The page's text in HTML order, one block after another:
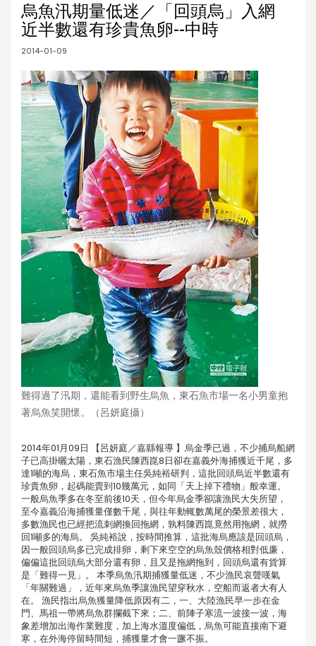
烏魚汛期量低迷／「回頭烏」入網
近半數還有珍貴魚卵--中時
2014-01-09
難得過了汛期，還能看到野生烏魚，東石魚市場一名小男童抱
著烏魚笑開懷。（呂妍庭攝）
2014年01月09日 【呂妍庭／嘉縣報導 】烏金季已過，不少捕烏船網
子已高掛曬太陽，東石漁民陳西崑8日卻在嘉義外海捕獲近千尾，多
達1噸的海烏，東石魚市場主任吳純裕研判，這批回頭烏近半數還有
珍貴魚卵，起碼能賣到10幾萬元，如同「天上掉下禮物」般幸運。
一般烏魚季多在冬至前後10天，但今年烏金季卻讓漁民大失所望，
至今嘉義沿海捕獲量僅數千尾，與往年動輒數萬尾的榮景差很大，
多數漁民也已經把流刺網換回拖網，孰料陳西崑竟然用拖網，就撈
回1噸多的海烏。 吳純裕說，按時間推算，這批海烏應該是回頭烏，
因一般回頭烏多已完成排卵，剩下來空空的烏魚殼價格相對低廉，
偏偏這批回頭烏大部分還有卵，且又是拖網拖到，回頭烏還有貨算
是「難得一見」。 本季烏魚汛期捕獲量低迷，不少漁民哀聲嘆氣
「年關難過」，近年來烏魚季讓漁民望穿秋水，空船而返者大有人
在。 漁民指出烏魚獲量降低原因有二，一、大陸漁民早一步在金
門、馬祖一帶將烏魚群攔截下來；二、前陣子寒流一波接一波，海
象差增加出海作業難度，加上海水溫度偏低，烏魚可能直接南下避
寒，在外海停留時間短，捕獲量才會一蹶不振。